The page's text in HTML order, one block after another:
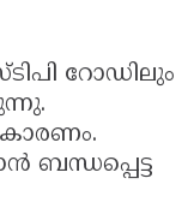
റോഡിലും
ബന്ധപ്പെട്ട